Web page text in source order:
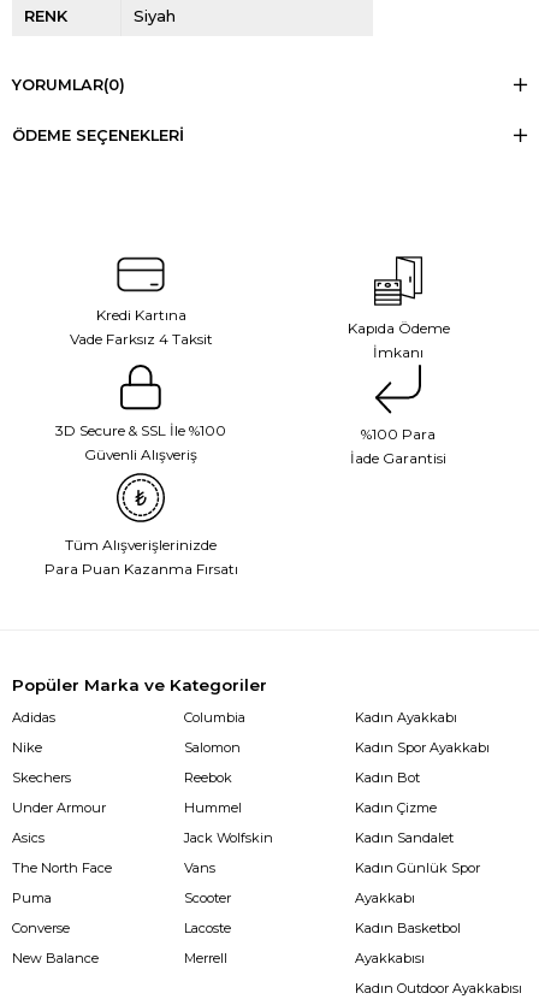
RENK Siyah
YORUMLAR(0)
ÖDEME SEÇENEKLERI
Kredi Kartına
Vade Farksız 4 Taksit
Kapıda Ödeme
İmkanı
3D Secure & SSL İle %100
Güvenli Alışveriş
%100 Para
İade Garantisi
Tüm Alışverişlerinizde
Para Puan Kazanma Fırsatı
Popüler Marka ve Kategoriler
Adidas
Nike
Skechers
Under Armour
Asics
The North Face
Puma
Converse
New Balance
Columbia
Salomon
Reebok
Hummel
Jack Wolfskin
Vans
Scooter
Lacoste
Merrell
Kadın Ayakkabı
Kadın Spor Ayakkabı
Kadın Bot
Kadın Çizme
Kadın Sandalet
Kadın Günlük Spor
Ayakkabı
Kadın Basketbol
Ayakkabısı
Kadın Outdoor Ayakkabısı